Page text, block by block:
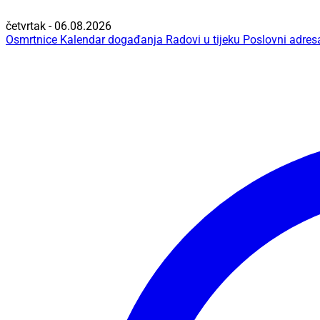
četvrtak - 06.08.2026
Osmrtnice Kalendar događanja Radovi u tijeku Poslovni